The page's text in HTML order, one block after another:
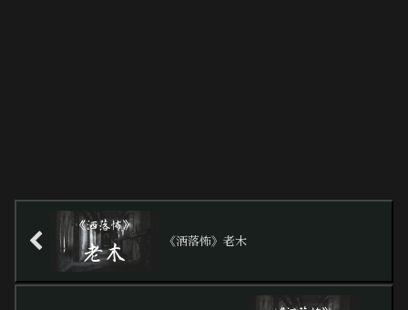
《洒落怖》老木